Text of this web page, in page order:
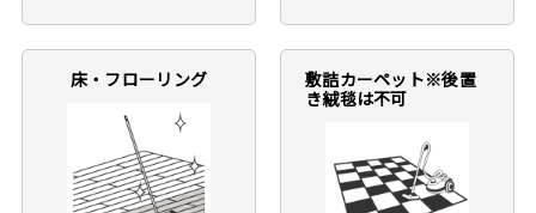
床・フローリング
敷詰カーペット※後置
き絨毯は不可